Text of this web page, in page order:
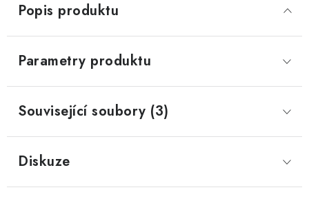
Popis produktu
Parametry produktu
Související soubory (3)
Diskuze